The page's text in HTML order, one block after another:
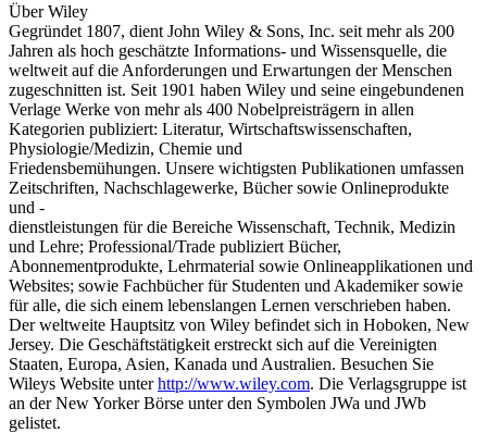
Über Wiley
Gegründet 1807, dient John Wiley & Sons, Inc. seit mehr als 200
Jahren als hoch geschätzte Informations- und Wissensquelle, die
weltweit auf die Anforderungen und Erwartungen der Menschen
zugeschnitten ist. Seit 1901 haben Wiley und seine eingebundenen
Verlage Werke von mehr als 400 Nobelpreisträgern in allen
Kategorien publiziert: Literatur, Wirtschaftswissenschaften,
Physiologie/Medizin, Chemie und
Friedensbemühungen. Unsere wichtigsten Publikationen umfassen
Zeitschriften, Nachschlagewerke, Bücher sowie Onlineprodukte
und -
dienstleistungen für die Bereiche Wissenschaft, Technik, Medizin
und Lehre; Professional/Trade publiziert Bücher,
Abonnementprodukte, Lehrmaterial sowie Onlineapplikationen und
Websites; sowie Fachbücher für Studenten und Akademiker sowie
für alle, die sich einem lebenslangen Lernen verschrieben haben.
Der weltweite Hauptsitz von Wiley befindet sich in Hoboken, New
Jersey. Die Geschäftstätigkeit erstreckt sich auf die Vereinigten
Staaten, Europa, Asien, Kanada und Australien. Besuchen Sie
Wileys Website unterhttp://www.wiley.com. Die Verlagsgruppe ist
an der New Yorker Börse unter den Symbolen JWa und JWb
gelistet.